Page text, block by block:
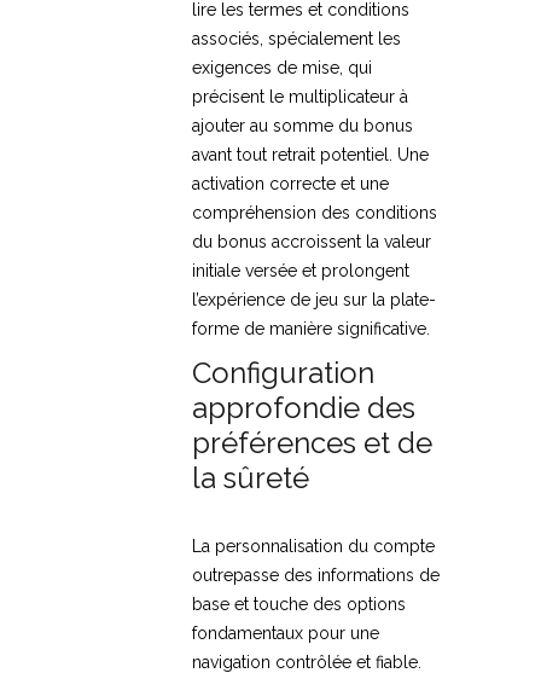
lire les termes et conditions
associés, spécialement les
exigences de mise, qui
précisent le multiplicateur à
ajouter au somme du bonus
avant tout retrait potentiel. Une
activation correcte et une
compréhension des conditions
du bonus accroissent la valeur
initiale versée et prolongent
l’expérience de jeu sur la plate-
forme de manière significative.
Configuration
approfondie des
préférences et de
la sûreté
La personnalisation du compte
outrepasse des informations de
base et touche des options
fondamentaux pour une
navigation contrôlée et fiable.